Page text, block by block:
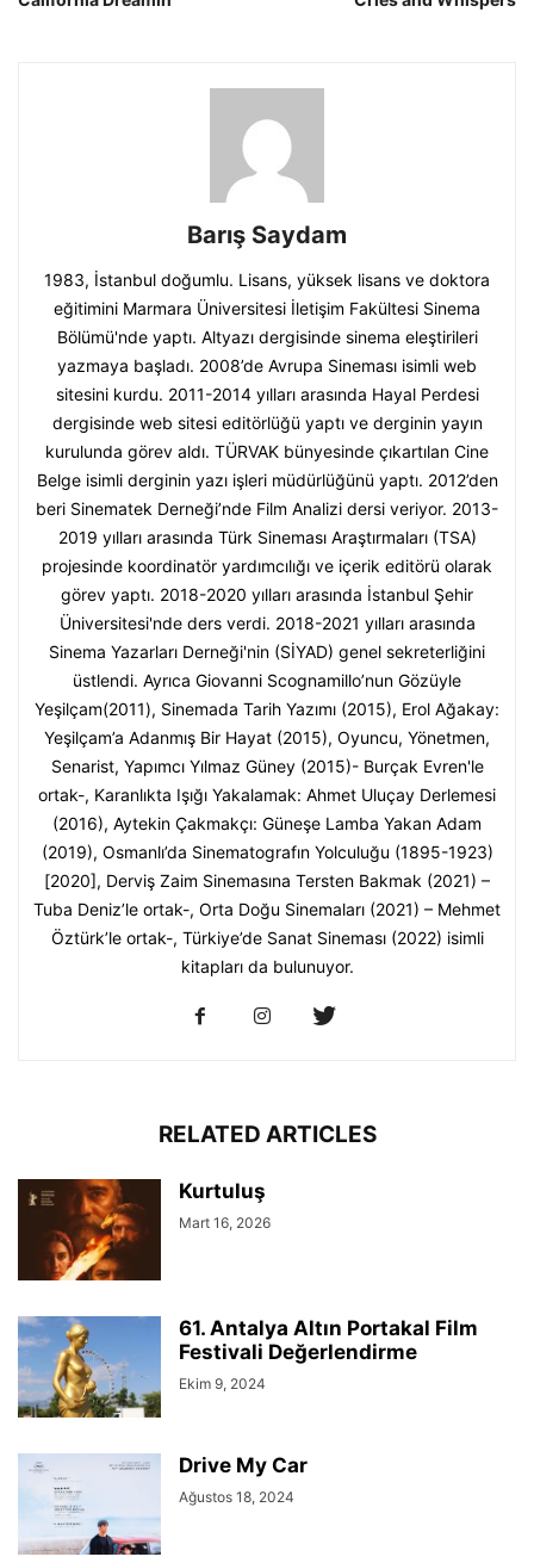
Barış Saydam
1983, İstanbul doğumlu. Lisans, yüksek lisans ve doktora
eğitimini Marmara Üniversitesi İletişim Fakültesi Sinema
Bölümü'nde yaptı. Altyazı dergisinde sinema eleştirileri
yazmaya başladı. 2008’de Avrupa Sineması isimli web
sitesini kurdu. 2011-2014 yılları arasında Hayal Perdesi
dergisinde web sitesi editörlüğü yaptı ve derginin yayın
kurulunda görev aldı. TÜRVAK bünyesinde çıkartılan Cine
Belge isimli derginin yazı işleri müdürlüğünü yaptı. 2012’den
beri Sinematek Derneği’nde Film Analizi dersi veriyor. 2013-
2019 yılları arasında Türk Sineması Araştırmaları (TSA)
projesinde koordinatör yardımcılığı ve içerik editörü olarak
görev yaptı. 2018-2020 yılları arasında İstanbul Şehir
Üniversitesi'nde ders verdi. 2018-2021 yılları arasında
Sinema Yazarları Derneği'nin (SİYAD) genel sekreterliğini
üstlendi. Ayrıca Giovanni Scognamillo’nun Gözüyle
Yeşilçam(2011), Sinemada Tarih Yazımı (2015), Erol Ağakay:
Yeşilçam’a Adanmış Bir Hayat (2015), Oyuncu, Yönetmen,
Senarist, Yapımcı Yılmaz Güney (2015)- Burçak Evren'le
ortak-, Karanlıkta Işığı Yakalamak: Ahmet Uluçay Derlemesi
(2016), Aytekin Çakmakçı: Güneşe Lamba Yakan Adam
(2019), Osmanlı’da Sinematografın Yolculuğu (1895-1923)
[2020], Derviş Zaim Sinemasına Tersten Bakmak (2021) –
Tuba Deniz’le ortak-, Orta Doğu Sinemaları (2021) – Mehmet
Öztürk’le ortak-, Türkiye’de Sanat Sineması (2022) isimli
kitapları da bulunuyor.
RELATED ARTICLES
Kurtuluş
Mart 16, 2026
61. Antalya Altın Portakal Film
Festivali Değerlendirme
Ekim 9, 2024
Drive My Car
Ağustos 18, 2024